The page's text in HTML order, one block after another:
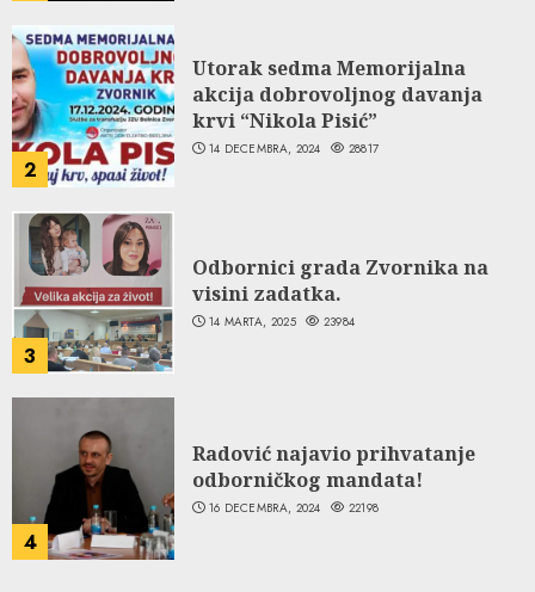
2
Utorak sedma Memorijalna
akcija dobrovoljnog davanja
krvi “Nikola Pisić”
14 DECEMBRA, 2024 28817
3
Odbornici grada Zvornika na
visini zadatka.
14 MARTA, 2025 23984
4
Radović najavio prihvatanje
odborničkog mandata!
16 DECEMBRA, 2024 22198